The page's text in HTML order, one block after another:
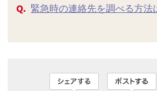
緊急時の連絡先を調べる方法